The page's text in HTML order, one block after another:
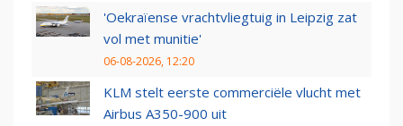
'Oekraïense vrachtvliegtuig in Leipzig zat
vol met munitie'
06-08-2026, 12:20
KLM stelt eerste commerciële vlucht met
Airbus A350-900 uit